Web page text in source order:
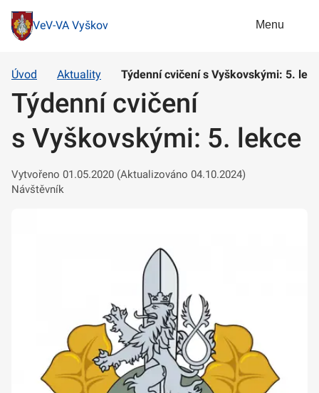
VeV-VA Vyškov Menu
Úvod Aktuality Týdenní cvičení s Vyškovskými: 5.
Týdenní cvičení
s Vyškovskými: 5. lekce
Vytvořeno 01.05.2020 (Aktualizováno 04.10.2024)
Návštěvník